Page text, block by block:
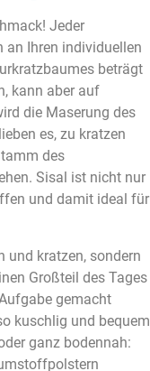
Jeder
an Ihren individuellen
beträgt
kann aber auf
die Maserung des
es, zu kratzen
des
Sisal ist nicht nur
und damit ideal für
und kratzen, sondern
Großteil des Tages
gemacht
kuschlig und bequem
ganz bodennah: